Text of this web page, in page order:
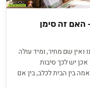
האם זה סימן
שם מחיר, ומיד עולה
יש לכך סיבות
בין הבית לכלב, בין אם